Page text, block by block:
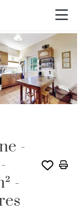
-
-